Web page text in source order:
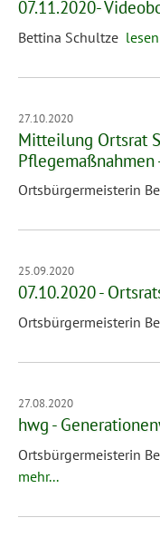
07.11.2020-
Bettina Schultze
27.10.2020
Mitteilung Ortsrat
Ortsbürgermeisterin
25.09.2020
07.10.2020 -
Ortsbürgermeisterin
27.08.2020
hwg -
Ortsbürgermeisterin
mehr...